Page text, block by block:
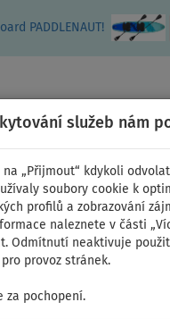
PADDLENAUT!
služeb nám
na „Přijmout“ kdykoli
soubory cookie k
profilů a zobrazování
naleznete v části
Odmítnutí neaktivuje
provoz stránek.
za pochopení.
ČLUNY A MOTORY
outfit 1